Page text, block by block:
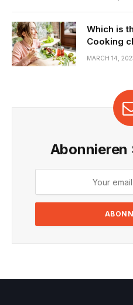
Which is
Cooking
MARCH 14,
Abonnieren